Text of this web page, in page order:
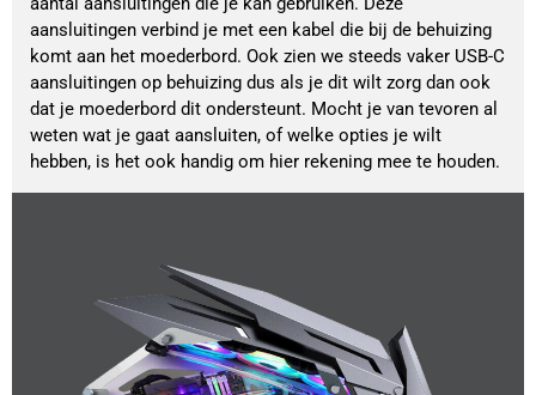
aansluitingen verbind je met een kabel die bij de behuizing
komt aan het moederbord. Ook zien we steeds vaker USB-C
aansluitingen op behuizing dus als je dit wilt zorg dan ook
dat je moederbord dit ondersteunt. Mocht je van tevoren al
weten wat je gaat aansluiten, of welke opties je wilt
hebben, is het ook handig om hier rekening mee te houden.